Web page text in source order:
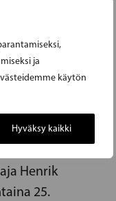
ja
käytön
Hyväksy kaikki
Henrik
25.